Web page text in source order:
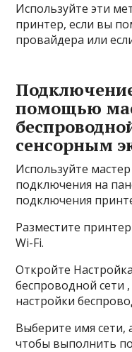
Используйте эти
принтер, если вы
провайдера или
помощью
сенсорным
Используйте
подключения на
подключения
Разместите
Wi-Fi.
Откройте
беспроводной сети
настройки
Выберите имя сети,
чтобы выполнить